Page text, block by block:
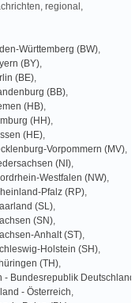
regional,
Württemberg (BW),
(BY),
(BE),
(BB),
(HB),
(HH),
(HE),
Vorpommern (MV),
(NI),
Westfalen (NW),
Pfalz (RP),
(SL),
(SN),
Anhalt (ST),
Holstein (SH),
(TH),
Bundesrepublik Deutschland
- Österreich,